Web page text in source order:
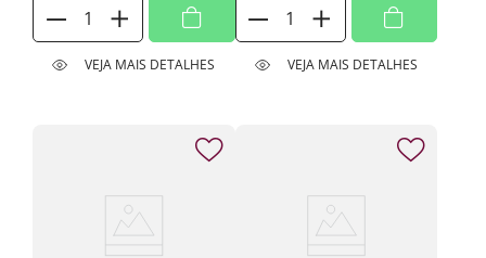
VEJA MAIS DETALHES VEJA MAIS DETALHES